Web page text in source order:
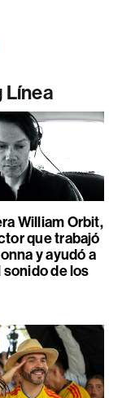
Línea
William Orbit,
que trabajó
y ayudó a
de los